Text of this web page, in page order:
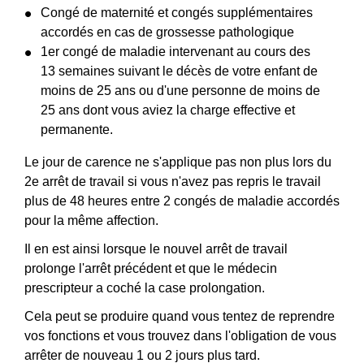
Congé de maternité et congés supplémentaires
accordés en cas de grossesse pathologique
1er congé de maladie intervenant au cours des
13 semaines suivant le décès de votre enfant de
moins de 25 ans ou d'une personne de moins de
25 ans dont vous aviez la charge effective et
permanente.
Le jour de carence ne s'applique pas non plus lors du
2e arrêt de travail si vous n'avez pas repris le travail
plus de 48 heures entre 2 congés de maladie accordés
pour la même affection.
Il en est ainsi lorsque le nouvel arrêt de travail
prolonge l'arrêt précédent et que le médecin
prescripteur a coché la case prolongation.
Cela peut se produire quand vous tentez de reprendre
vos fonctions et vous trouvez dans l'obligation de vous
arrêter de nouveau 1 ou 2 jours plus tard.